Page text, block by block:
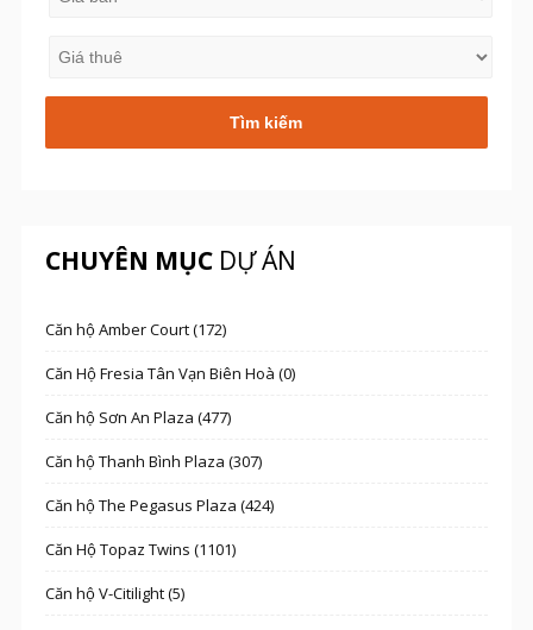
CHUYÊN MỤCDỰ ÁN
Căn hộ Amber Court (172)
Căn Hộ Fresia Tân Vạn Biên Hoà (0)
Căn hộ Sơn An Plaza (477)
Căn hộ Thanh Bình Plaza (307)
Căn hộ The Pegasus Plaza (424)
Căn Hộ Topaz Twins (1101)
Căn hộ V-Citilight (5)